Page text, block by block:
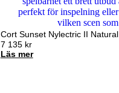
Cort Sunset Nylectric II Natural
7 135 kr
Läs mer